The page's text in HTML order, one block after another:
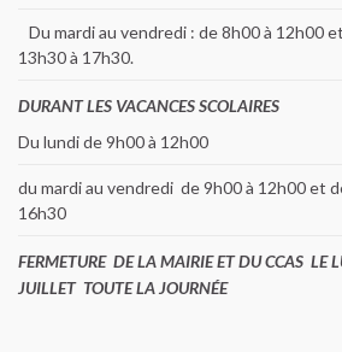
Du mardi au vendredi : de 8h00 à 12h00
13h30 à 17h30.
DURANT LES VACANCES SCOLAIRES
Du lundi de 9h00 à 12h00
du mardi au vendredi de 9h00 à 12h00 et
16h30
FERMETURE DE LA MAIRIE ET DU CCAS LE
JUILLET TOUTE LA JOURNÉE